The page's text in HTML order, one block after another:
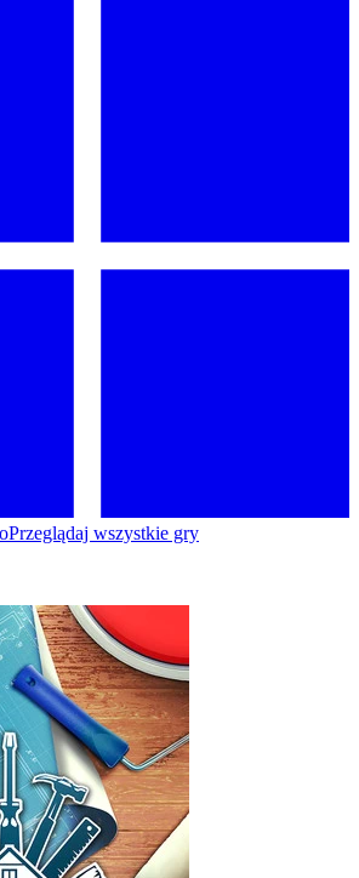
Przeglądaj wszystkie gry